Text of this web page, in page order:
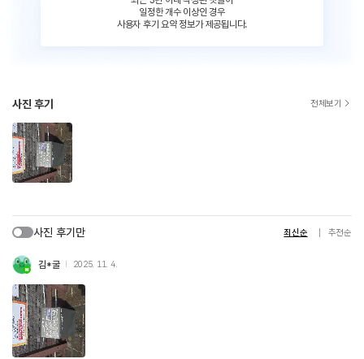
일정한 개수 이상인 경우
사용자 후기 요약 정보가 제공됩니다.
사진 후기 전체보기
사진 후기만 최신순 추천순
김*굴 2025. 11. 4.